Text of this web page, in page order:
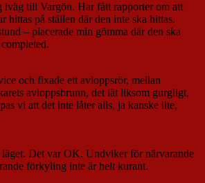
iväg till Vargön. Har fått rapporter om att
hittas på ställen där den inte ska hittas.
– placerade min gömma där den ska
och fixade ett avloppsrör, mellan
avloppsbrunn, det lät liksom gurgligt,
vi att det inte låter alls, ja kanske lite,
Det var OK. Undviker för närvarande
förkyling inte är helt kurant.